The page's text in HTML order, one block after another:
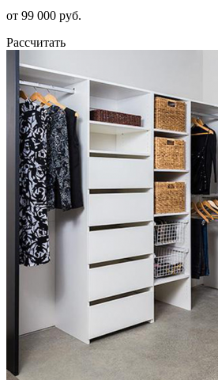
от 99 000 руб.
Рассчитать